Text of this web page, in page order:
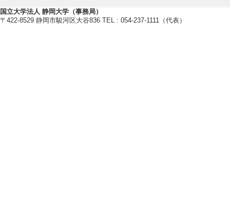
[1]. 公開講座 第
[内容] 浜松市の小
国立大学法人 静岡大学（事務局）
〒422-8529 静岡市駿河区大谷836 TEL : 054-237-1111（代表）